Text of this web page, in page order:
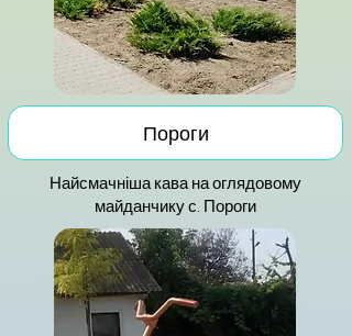
Пороги
Найсмачніша кава на оглядовому
майданчику с. Пороги